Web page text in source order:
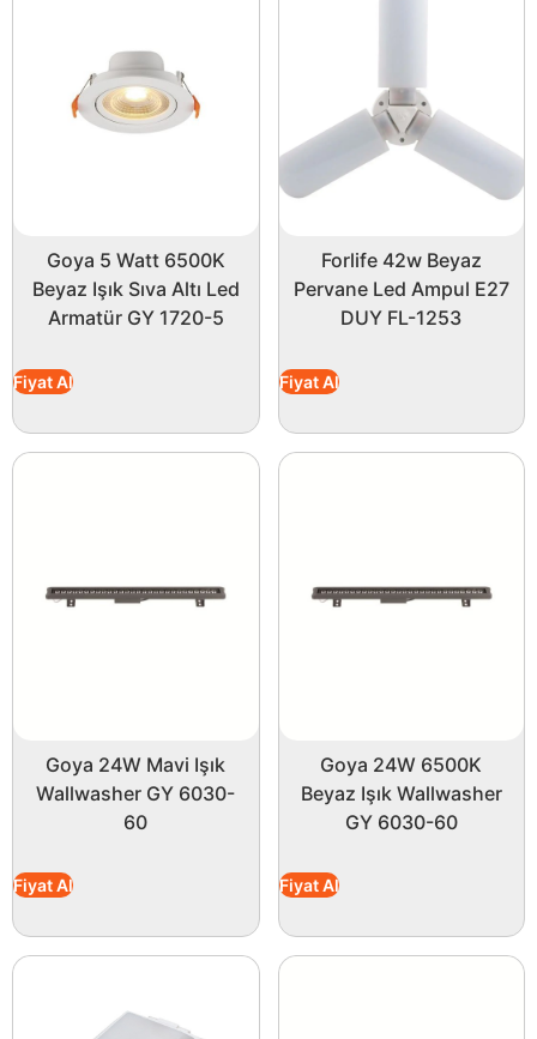
Goya 5 Watt 6500K
Beyaz Işık Sıva Altı Led
Armatür GY 1720-5
Fiyat Al
Forlife 42w Beyaz
Pervane Led Ampul E27
DUY FL-1253
Fiyat Al
Goya 24W Mavi Işık
Wallwasher GY 6030-
60
Fiyat Al
Goya 24W 6500K
Beyaz Işık Wallwasher
GY 6030-60
Fiyat Al